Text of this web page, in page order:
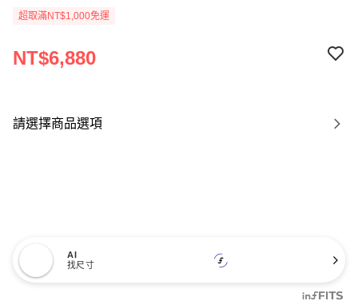
超取滿NT$1,000免運
NT$6,880
請選擇商品選項
AI
找尺寸